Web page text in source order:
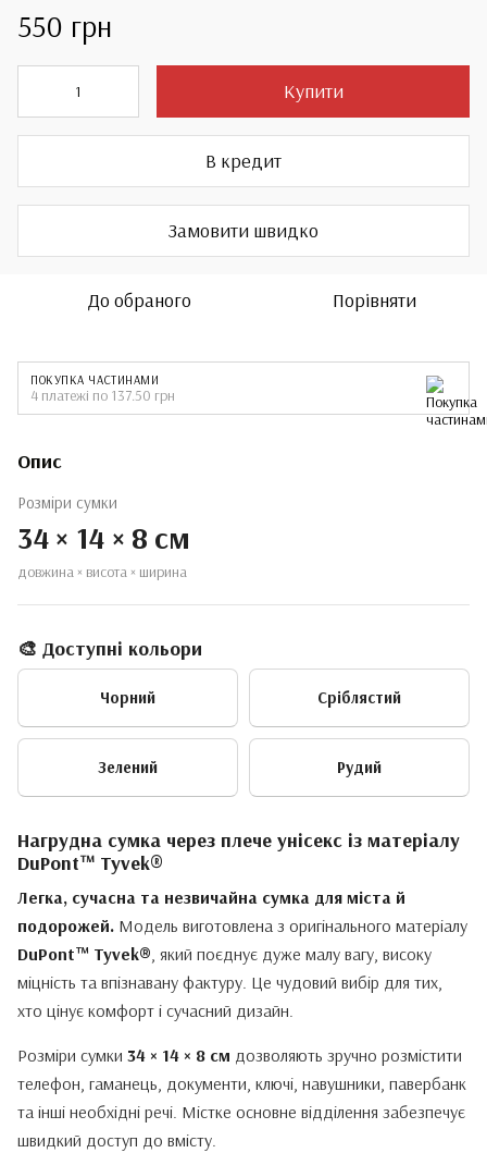
550 грн
Купити
В кредит
Замовити швидко
До обраного Порівняти
ПОКУПКА ЧАСТИНАМИ
4 платежі по 137.50 грн
Опис
Розміри сумки
34 × 14 × 8 см
довжина × висота × ширина
🎨 Доступні кольори
Чорний Сріблястий
Зелений Рудий
Нагрудна сумка через плече унісекс із матеріалу
DuPont™ Tyvek®
Легка, сучасна та незвичайна сумка для міста й
подорожей. Модель виготовлена з оригінального матеріалу
DuPont™ Tyvek®, який поєднує дуже малу вагу, високу
міцність та впізнавану фактуру. Це чудовий вибір для тих,
хто цінує комфорт і сучасний дизайн.
Розміри сумки 34 × 14 × 8 см дозволяють зручно розмістити
телефон, гаманець, документи, ключі, навушники, павербанк
та інші необхідні речі. Містке основне відділення забезпечує
швидкий доступ до вмісту.